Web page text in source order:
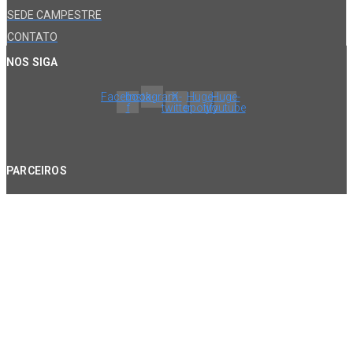
SEDE CAMPESTRE
CONTATO
NOS SIGA
Facebook-
f
InstagramX-
twitter
Huge-
spotify
Huge-
youtube
PARCEIROS